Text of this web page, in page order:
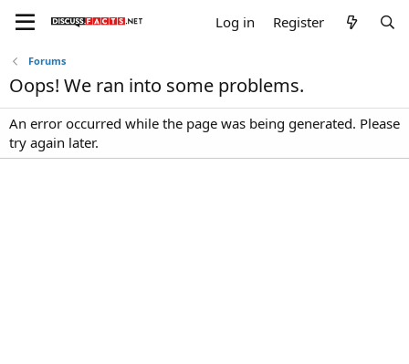
Log in Register
Forums
Oops! We ran into some problems.
An error occurred while the page was being generated. Please
try again later.